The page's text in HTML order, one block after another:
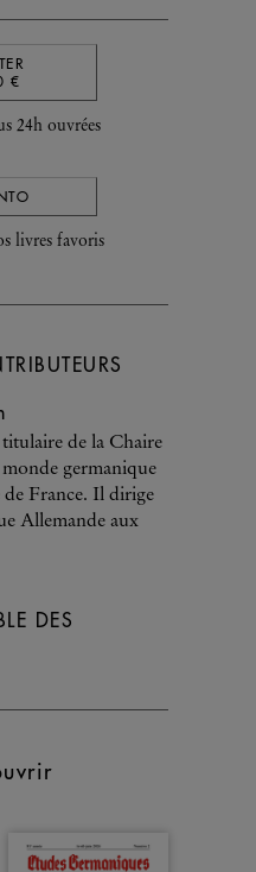
€
24h ouvrées
livres favoris
titulaire de la Chaire
germanique
France. Il dirige
Allemande aux
DES